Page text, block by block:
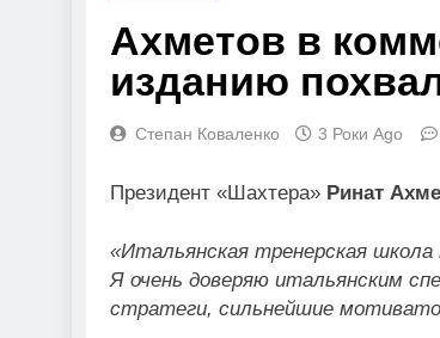
Ахметов в
изданию
Степан Коваленко 3 Роки Ago
Президент «Шахтера» Ринат
«Итальянская тренерская
Я очень доверяю итальянским
стратеги, сильнейшие